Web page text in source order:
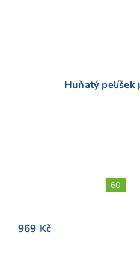
Huňatý pelíšek
5
969 Kč
60